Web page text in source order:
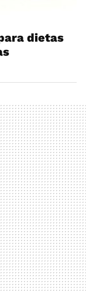
dietas